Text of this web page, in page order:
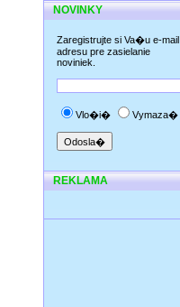
NOVINKY
Zaregistrujte si Va�u e-mail
adresu pre zasielanie
noviniek.
Vlo�i� Vymaza�
REKLAMA